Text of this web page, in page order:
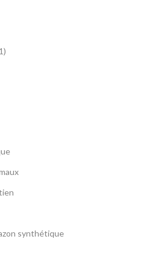
synthétique